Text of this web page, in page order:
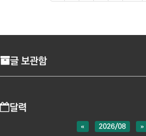
글 보관함
달력
« 2026/08
»